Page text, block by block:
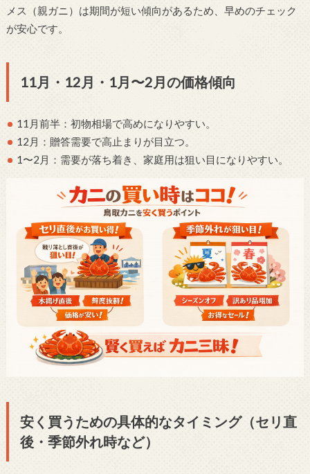
メス（親ガニ）は期間が短い傾向があるため、早めのチェック
が安心です。
11月・12月・1月〜2月の価格傾向
11月前半：初物相場で高めになりやすい。
12月：贈答需要で高止まりが目立つ。
1〜2月：需要が落ち着き、家庭用は狙い目になりやすい。
安く買うための具体的なタイミング（セリ直
後・季節外れ時など）